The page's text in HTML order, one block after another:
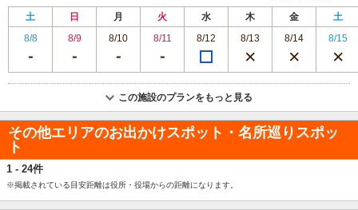
土 日 月 火 水 木 金
土
8/8
8/9 8/10 8/11 8/12 8/13 8/14 8/15
この施設のプランをもっと見る
その他エリアのお出かけスポット・名所巡りスポッ
ト
1 - 24件
※掲載されている目安距離は役所・役場からの距離になります。